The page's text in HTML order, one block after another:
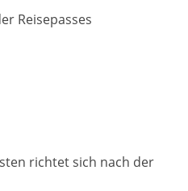
Reisepasses
richtet sich nach der